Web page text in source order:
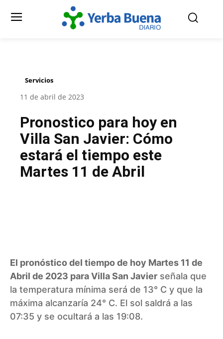
Servicios
11 de abril de 2023
Pronostico para hoy en
Villa San Javier: Cómo
estará el tiempo este
Martes 11 de Abril
El pronóstico del tiempo de hoy Martes 11 de
Abril de 2023 para Villa San Javier señala que
la temperatura mínima será de 13° C y que la
máxima alcanzaría 24° C. El sol saldrá a las
07:35 y se ocultará a las 19:08.